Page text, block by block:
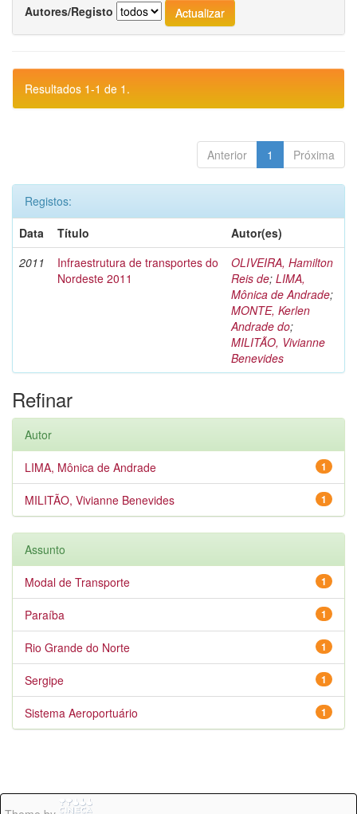
Autores/Registo
Resultados 1-1 de 1.
Anterior 1 Próxima
Registos:
Data
Título
Autor(es)
2011
Infraestrutura de transportes do
Nordeste 2011
OLIVEIRA, Hamilton
Reis de; LIMA,
Mônica de Andrade;
MONTE, Kerlen
Andrade do;
MILITÃO, Vivianne
Benevides
Refinar
Autor
1
LIMA, Mônica de Andrade
1
MILITÃO, Vivianne Benevides
Assunto
1
Modal de Transporte
1
Paraíba
1
Rio Grande do Norte
1
Sergipe
1
Sistema Aeroportuário